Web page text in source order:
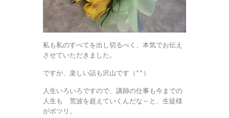
私も私のすべてを出し切るべく、本気でお伝え
させていただきました。
ですが、楽しい話も沢山です（^^）
人生いろいろですので、講師の仕事も今までの
人生も 荒波を超えていくんだな～と、生徒様
がポツリ。